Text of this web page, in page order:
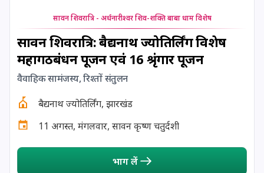
26 August, 2026 ऋग्वेद उपाकर्म
26 August, 2026
27 August, 2026
सावन शिवरात्रि - अर्धनारीश्वर शिव-शक्ति बाबा धाम विशेष
सावन शिवरात्रि: बैद्यनाथ ज्योतिर्लिंग विशेष
महागठबंधन पूजन एवं 16 श्रृंगार पूजन
वैवाहिक सामंजस्य, रिश्तों संतुलन
बैद्यनाथ ज्योतिर्लिंग, झारखंड
11 अगस्त, मंगलवार, सावन कृष्ण चतुर्दशी
भाग लें